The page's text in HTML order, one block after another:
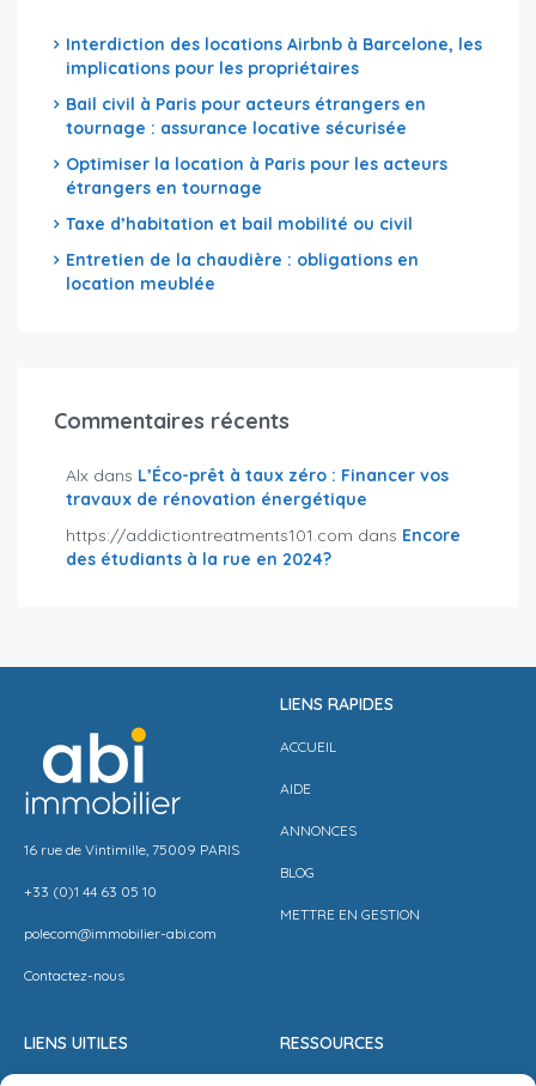
Interdiction des locations Airbnb à Barcelone, les
implications pour les propriétaires
Bail civil à Paris pour acteurs étrangers en
tournage : assurance locative sécurisée
Optimiser la location à Paris pour les acteurs
étrangers en tournage
Taxe d’habitation et bail mobilité ou civil
Entretien de la chaudière : obligations en
location meublée
Commentaires récents
Alx dans L’Éco-prêt à taux zéro : Financer vos
travaux de rénovation énergétique
https://addictiontreatments101.com dans Encore
des étudiants à la rue en 2024?
16 rue de Vintimille, 75009 PARIS
+33 (0)1 44 63 05 10
polecom@immobilier-abi.com
Contactez-nous
LIENS RAPIDES
ACCUEIL
AIDE
ANNONCES
BLOG
METTRE EN GESTION
LIENS UITILES RESSOURCES